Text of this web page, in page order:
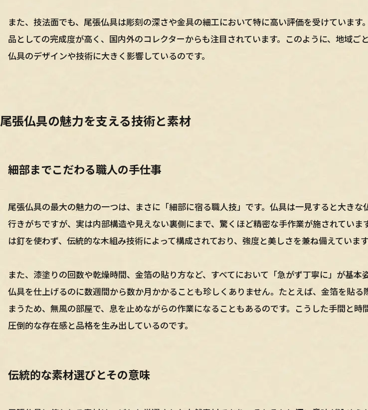
また、技法面でも、尾張仏具は彫刻の深さや金具の細工において特に高い評価を受けています
品としての完成度が高く、国内外のコレクターからも注目されています。このように、地域ご
仏具のデザインや技術に大きく影響しているのです。
尾張仏具の魅力を支える技術と素材
細部までこだわる職人の手仕事
尾張仏具の最大の魅力の一つは、まさに「細部に宿る職人技」です。仏具は一見すると大きな
行きがちですが、実は内部構造や見えない裏側にまで、驚くほど精密な手作業が施されていま
は釘を使わず、伝統的な木組み技術によって構成されており、強度と美しさを兼ね備えています
また、漆塗りの回数や乾燥時間、金箔の貼り方など、すべてにおいて「急がず丁寧に」が基本
仏具を仕上げるのに数週間から数か月かかることも珍しくありません。たとえば、金箔を貼る
まうため、無風の部屋で、息を止めながらの作業になることもあるのです。こうした手間と時
圧倒的な存在感と品格を生み出しているのです。
伝統的な素材選びとその意味